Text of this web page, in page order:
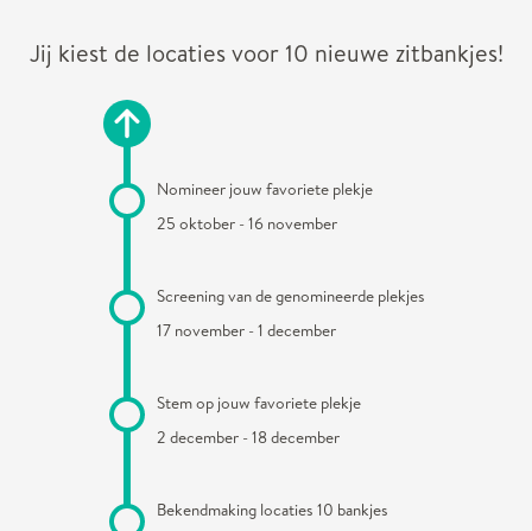
Jij kiest de locaties voor 10 nieuwe zitbankjes!
Nomineer jouw favoriete plekje
25 oktober - 16 november
Screening van de genomineerde plekjes
17 november - 1 december
Stem op jouw favoriete plekje
2 december - 18 december
Bekendmaking locaties 10 bankjes